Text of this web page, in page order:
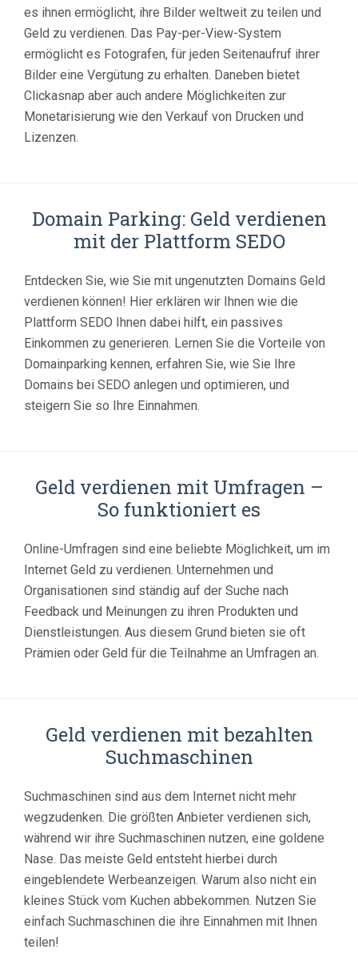
es ihnen ermöglicht, ihre Bilder weltweit zu teilen und
Geld zu verdienen. Das Pay-per-View-System
ermöglicht es Fotografen, für jeden Seitenaufruf ihrer
Bilder eine Vergütung zu erhalten. Daneben bietet
Clickasnap aber auch andere Möglichkeiten zur
Monetarisierung wie den Verkauf von Drucken und
Lizenzen.
Domain Parking: Geld verdienen
mit der Plattform SEDO
Entdecken Sie, wie Sie mit ungenutzten Domains Geld
verdienen können! Hier erklären wir Ihnen wie die
Plattform SEDO Ihnen dabei hilft, ein passives
Einkommen zu generieren. Lernen Sie die Vorteile von
Domainparking kennen, erfahren Sie, wie Sie Ihre
Domains bei SEDO anlegen und optimieren, und
steigern Sie so Ihre Einnahmen.
Geld verdienen mit Umfragen –
So funktioniert es
Online-Umfragen sind eine beliebte Möglichkeit, um im
Internet Geld zu verdienen. Unternehmen und
Organisationen sind ständig auf der Suche nach
Feedback und Meinungen zu ihren Produkten und
Dienstleistungen. Aus diesem Grund bieten sie oft
Prämien oder Geld für die Teilnahme an Umfragen an.
Geld verdienen mit bezahlten
Suchmaschinen
Suchmaschinen sind aus dem Internet nicht mehr
wegzudenken. Die größten Anbieter verdienen sich,
während wir ihre Suchmaschinen nutzen, eine goldene
Nase. Das meiste Geld entsteht hierbei durch
eingeblendete Werbeanzeigen. Warum also nicht ein
kleines Stück vom Kuchen abbekommen. Nutzen Sie
einfach Suchmaschinen die ihre Einnahmen mit Ihnen
teilen!